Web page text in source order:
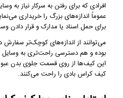
افرادی که برای رفتن به سرکار نیاز به
عموماً اندازه‌های بزرگ را خریداری
برای حمل اسناد یا مدارک و قرار دادن
می‌توانند از اندازه‌های کوچک‌تر
بوده و هم دسترسی راحت‌تری به
این کیف‌ها از روی قسمت جلوی بدن
کیف کراس بادی را راحت می‌کنند.